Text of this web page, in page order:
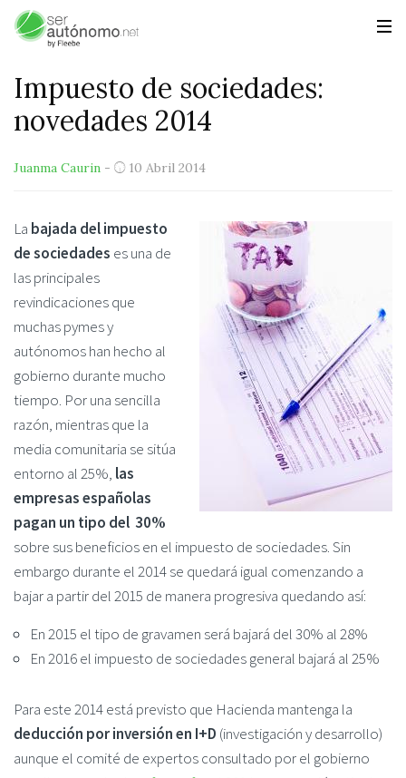
Impuesto de sociedades:
novedades 2014
Juanma Caurin - 10 Abril 2014
La bajada del impuesto
de sociedades es una de
las principales
revindicaciones que
muchas pymes y
autónomos han hecho al
gobierno durante mucho
tiempo. Por una sencilla
razón, mientras que la
media comunitaria se sitúa
entorno al 25%, las
empresas españolas
pagan un tipo del 30%
sobre sus beneficios en el impuesto de sociedades. Sin
embargo durante el 2014 se quedará igual comenzando a
bajar a partir del 2015 de manera progresiva quedando así:
En 2015 el tipo de gravamen será bajará del 30% al 28%
En 2016 el impuesto de sociedades general bajará al 25%
Para este 2014 está previsto que Hacienda mantenga la
deducción por inversión en I+D (investigación y desarrollo)
aunque el comité de expertos consultado por el gobierno